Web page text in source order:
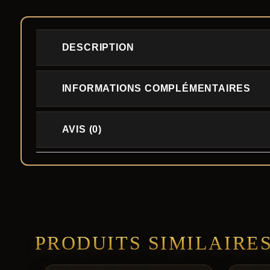
DESCRIPTION
INFORMATIONS COMPLÉMENTAIRES
AVIS (0)
PRODUITS